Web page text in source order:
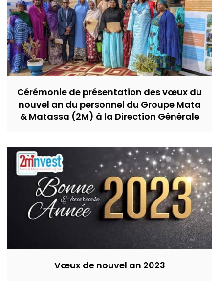
Cérémonie de présentation des vœux du
nouvel an du personnel du Groupe Mata
& Matassa (2M) à la Direction Générale
Vœux de nouvel an 2023